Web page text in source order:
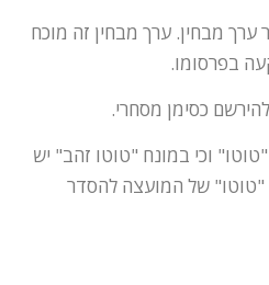
ערך מבחין. ערך מבחין זה מוכח
בפרסומו.
כסימן מסחרי.
וכי במונח "טוטו זהב" יש
"טוטו" של המועצה להסדר